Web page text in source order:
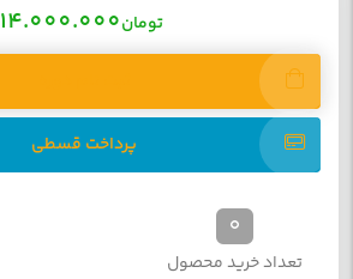
تومان14.000.000
پرداخت قسطی
0
تعداد خرید محصول